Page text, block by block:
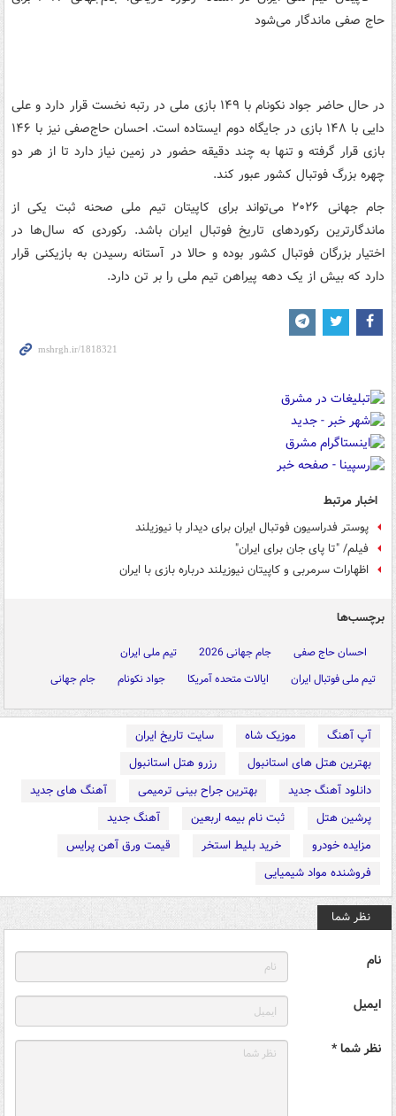
در حال حاضر جواد نکونام با ۱۴۹ بازی ملی در رتبه نخست قرار دارد و علی
دایی با ۱۴۸ بازی در جایگاه دوم ایستاده است. احسان حاج‌صفی نیز با ۱۴۶
بازی قرار گرفته و تنها به چند دقیقه حضور در زمین نیاز دارد تا از هر دو
چهره بزرگ فوتبال کشور عبور کند.
جام جهانی ۲۰۲۶ می‌تواند برای کاپیتان تیم ملی صحنه ثبت یکی از
ماندگارترین رکوردهای تاریخ فوتبال ایران باشد. رکوردی که سال‌ها در
اختیار بزرگان فوتبال کشور بوده و حالا در آستانه رسیدن به بازیکنی قرار
دارد که بیش از یک دهه پیراهن تیم ملی را بر تن دارد.
اخبار مرتبط
پوستر فدراسیون فوتبال ایران برای دیدار با نیوزیلند
فیلم/ "تا پای جان برای ایران"
اظهارات سرمربی و کاپیتان نیوزیلند درباره بازی با ایران
برچسب‌ها
احسان حاج صفی جام جهانی 2026
تیم ملی ایران
تیم ملی فوتبال ایران
ایالات متحده آمریکا جواد نکونام جام جهانی
آپ آهنگ موزیک شاه
سایت تاریخ ایران
بهترین هتل های استانبول
رزرو هتل استانبول
دانلود آهنگ جدید
بهترین جراح بینی ترمیمی
آهنگ های جدید
پرشین هتل
ثبت نام بیمه اربعین
آهنگ جدید
مزایده خودرو
خرید بلیط استخر
قیمت ورق آهن پرایس
فروشنده مواد شیمیایی
نظر شما
نام
ایمیل
نظر شما *